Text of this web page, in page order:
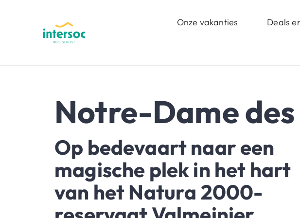
Onze vakanties Deals
Notre-Dame des
Op bedevaart naar een
magische plek in het hart
van het Natura 2000-